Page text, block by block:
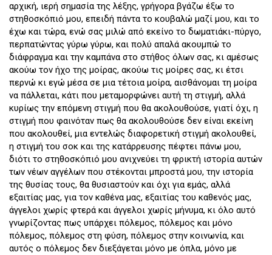
αρχική, ιερή σημασία της λέξης, γρήγορα βγάζω έξω το
στηθοσκόπιό μου, επειδή πάντα το κουβαλώ μαζί μου, και το
έχω και τώρα, ενώ σας μιλώ από εκείνο το δωματιάκι-πύργο,
περπατώντας γύρω γύρω, και πολύ απαλά ακουμπώ το
διάφραγμα και την καμπάνα στο στήθος όλων σας, κι αμέσως
ακούω τον ήχο της μοίρας, ακούω τις μοίρες σας, κι έτσι
περνώ κι εγώ μέσα σε μια τέτοια μοίρα, αισθάνομαι τη μοίρα
να πάλλεται, κάτι που μεταμορφώνει αυτή τη στιγμή, αλλά
κυρίως την επόμενη στιγμή που θα ακολουθούσε, γιατί όχι, η
στιγμή που φαινόταν πως θα ακολουθούσε δεν είναι εκείνη
που ακολουθεί, μια εντελώς διαφορετική στιγμή ακολουθεί,
η στιγμή του σοκ και της κατάρρευσης πέφτει πάνω μου,
διότι το στηθοσκόπιό μου ανιχνεύει τη φρικτή ιστορία αυτών
των νέων αγγέλων που στέκονται μπροστά μου, την ιστορία
της θυσίας τους, θα θυσιαστούν και όχι για εμάς, αλλά
εξαιτίας μας, για τον καθένα μας, εξαιτίας του καθενός μας,
άγγελοι χωρίς φτερά και άγγελοι χωρίς μήνυμα, κι όλο αυτό
γνωρίζοντας πως υπάρχει πόλεμος, πόλεμος και μόνο
πόλεμος, πόλεμος στη φύση, πόλεμος στην κοινωνία, και
αυτός ο πόλεμος δεν διεξάγεται μόνο με όπλα, μόνο με